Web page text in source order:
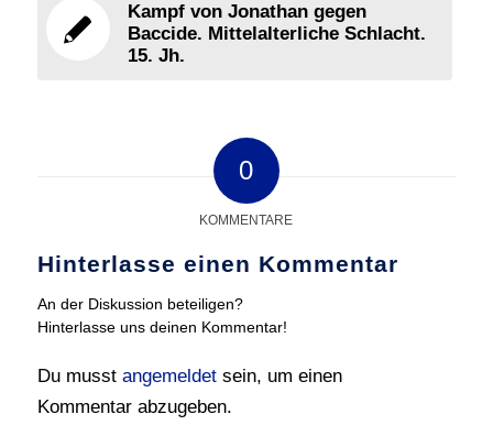
Kampf von Jonathan gegen
Baccide. Mittelalterliche Schlacht.
15. Jh.
0
KOMMENTARE
Hinterlasse einen Kommentar
An der Diskussion beteiligen?
Hinterlasse uns deinen Kommentar!
Du musst angemeldetsein, um einen
Kommentar abzugeben.